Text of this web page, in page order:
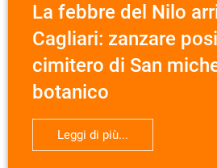
La febbre del Nilo
Cagliari: zanzare
cimitero di San
botanico
Leggi di più...